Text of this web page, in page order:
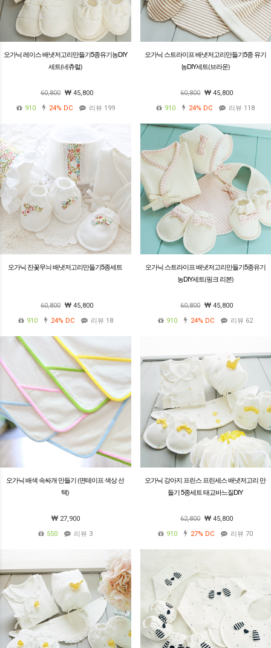
오가닉 레이스 배냇저고리만들기5종유기농DIY
세트(네츄럴)
60,800
45,800
910
24% DC 리뷰 199
오가닉 스트라이프 배냇저고리만들기5종 유기
농DIY세트(브라운)
60,800
45,800
910
24% DC 리뷰 118
오가닉 잔꽃무늬 배냇저고리만들기5종세트
60,800
45,800
910
24% DC 리뷰 18
오가닉 스트라이프 배냇저고리만들기5종유기
농DIY세트(핑크 리본)
60,800
45,800
910
24% DC 리뷰 62
오가닉 배색 속싸개 만들기 (면테이프 색상 선
택)
27,900
550
리뷰 3
오가닉 강아지 프린스 프린세스 배냇저고리 만
들기 5종세트 태교바느질DIY
62,800
45,800
910
27% DC 리뷰 70